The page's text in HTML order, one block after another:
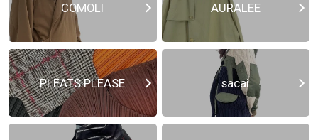
COMOLI AURALEE
PLEATS PLEASE sacai